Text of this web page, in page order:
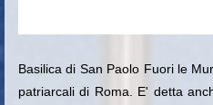
Basilica di San Paolo Fuori le
patriarcali di Roma. E' detta